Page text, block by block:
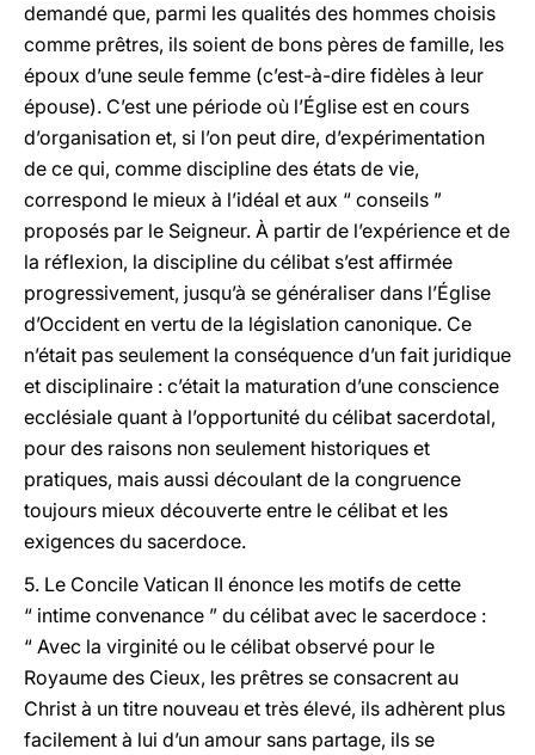
demandé que, parmi les qualités des hommes choisis
comme prêtres, ils soient de bons pères de famille, les
époux d’une seule femme (c’est-à-dire fidèles à leur
épouse). C’est une période où l’Église est en cours
d’organisation et, si l’on peut dire, d’expérimentation
de ce qui, comme discipline des états de vie,
correspond le mieux à l’idéal et aux “ conseils ”
proposés par le Seigneur. À partir de l’expérience et de
la réflexion, la discipline du célibat s’est affirmée
progressivement, jusqu’à se généraliser dans l’Église
d’Occident en vertu de la législation canonique. Ce
n’était pas seulement la conséquence d’un fait juridique
et disciplinaire : c’était la maturation d’une conscience
ecclésiale quant à l’opportunité du célibat sacerdotal,
pour des raisons non seulement historiques et
pratiques, mais aussi découlant de la congruence
toujours mieux découverte entre le célibat et les
exigences du sacerdoce.
5. Le Concile Vatican II énonce les motifs de cette
“ intime convenance ” du célibat avec le sacerdoce :
“ Avec la virginité ou le célibat observé pour le
Royaume des Cieux, les prêtres se consacrent au
Christ à un titre nouveau et très élevé, ils adhèrent plus
facilement à lui d’un amour sans partage, ils se